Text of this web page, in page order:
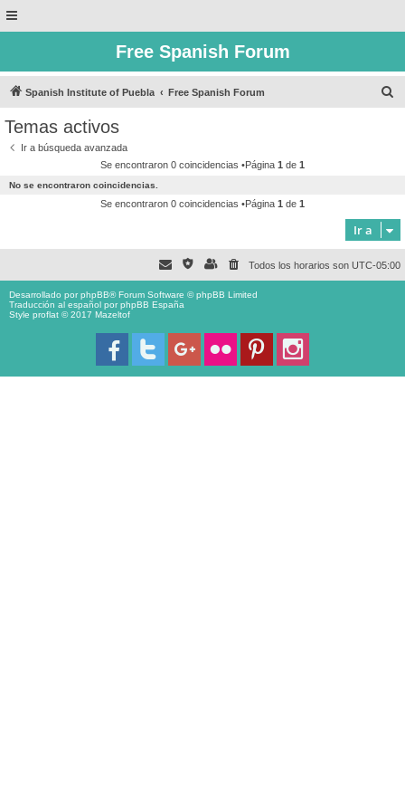
Free Spanish Forum
Spanish Institute of Puebla Free Spanish Forum
Temas activos
Ir a búsqueda avanzada
Se encontraron 0 coincidencias •Página 1 de 1
No se encontraron coincidencias.
Se encontraron 0 coincidencias •Página 1 de 1
Ir a
Todos los horarios son UTC-05:00
Desarrollado porphpBB® Forum Software © phpBB Limited
Traducción al español porphpBB España
Style proflat © 2017 Mazeltof